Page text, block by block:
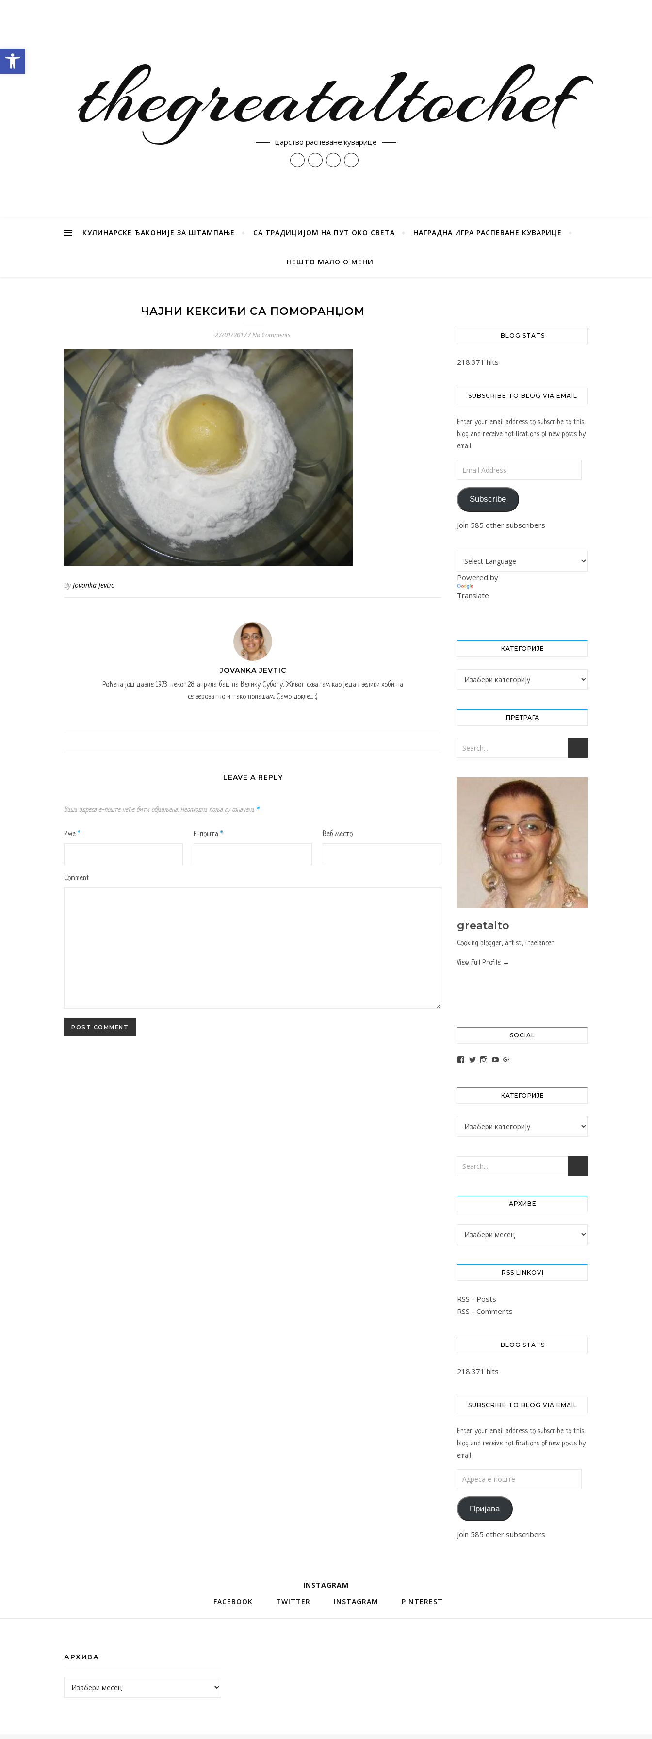
thegreataltochef
царство распеване куварице
КУЛИНАРСКЕ ЂАКОНИЈЕ ЗА ШТАМПАЊЕ СА ТРАДИЦИЈОМ НА ПУТ ОКО СВЕТА НАГРАДНА ИГРА РАСПЕВАНЕ КУВАРИЦЕ
НЕШТО МАЛО О МЕНИ
ЧАЈНИ КЕКСИЋИ СА ПОМОРАНЏОМ
27/01/2017 /No Comments
ByJovanka Jevtic
JOVANKA JEVTIC
Рођена још давне 1973. неког 28. априла баш на Велику Суботу. Живот схватам као један велики хоби па
се вероватно и тако понашам. Само докле... :)
LEAVE A REPLY
Ваша адреса е-поште неће бити објављена. Неопходна поља су означена *
Име * Е-пошта * Веб место
Comment
BLOG STATS
218.371 hits
SUBSCRIBE TO BLOG VIA EMAIL
Enter your email address to subscribe to this
blog and receive notifications of new posts by
email.
Subscribe
Join 585 other subscribers
Powered by
Translate
КАТЕГОРИЈЕ
Категорије
ПРЕТРАГА
greatalto
Cooking blogger, artist, freelancer.
View Full Profile →
SOCIAL
View altochef’s profile on Facebook
View jovancica73’s profile on Twitter
View jovancica73’s profile on Instagram
View jovancica73’s profile on YouTube
КАТЕГОРИЈЕ
Категорије
АРХИВЕ
Архиве
RSS LINKOVI
RSS - Posts
RSS - Comments
BLOG STATS
218.371 hits
SUBSCRIBE TO BLOG VIA EMAIL
Enter your email address to subscribe to this
blog and receive notifications of new posts by
email.
Пријава
Join 585 other subscribers
INSTAGRAM
FACEBOOK
TWITTER INSTAGRAM PINTEREST
АРХИВА
Архива
Open toolbar